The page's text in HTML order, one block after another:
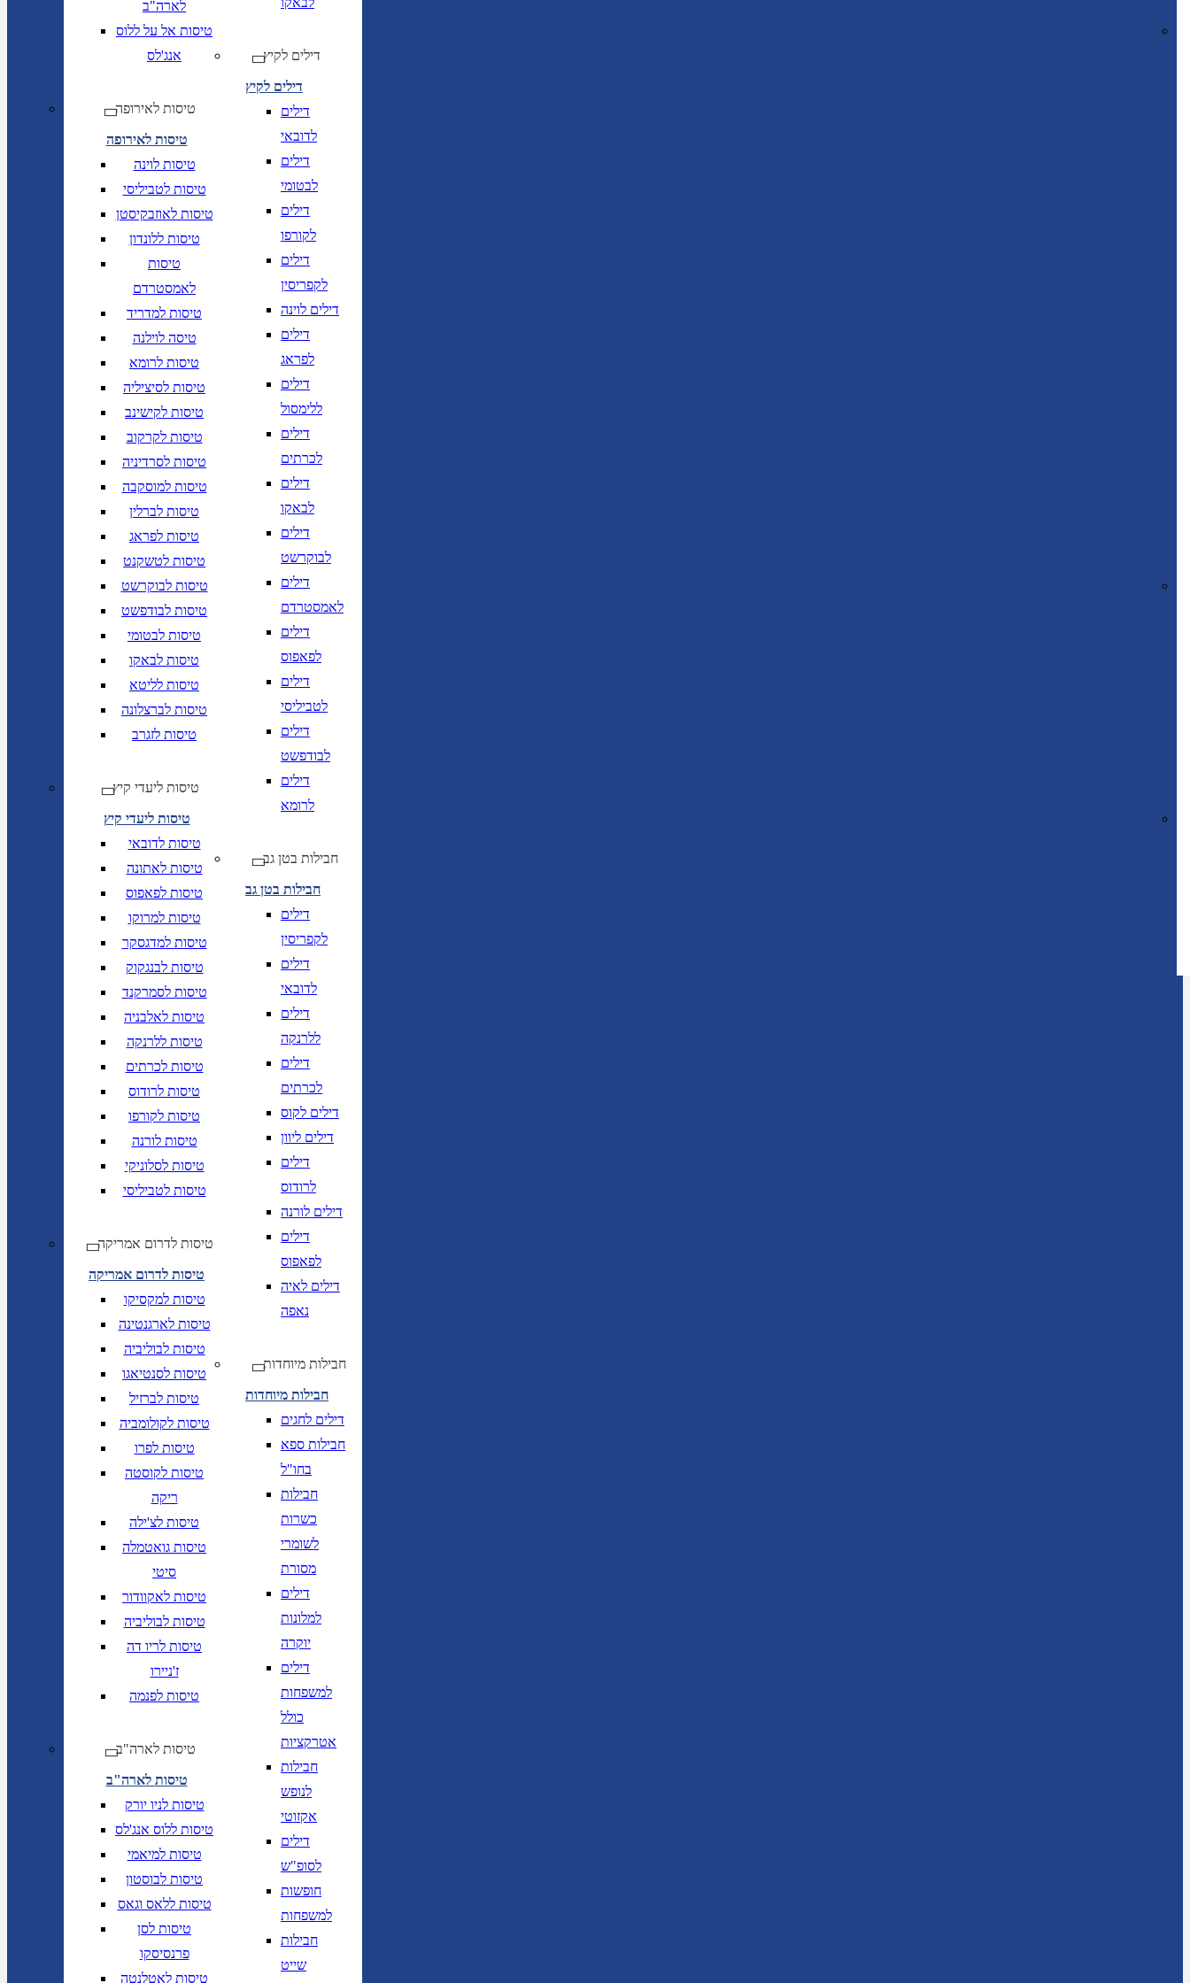
לארה"ב
טיסות אל על ללוס
אנג'לס
טיסות לאירופה
טיסות לאירופה
טיסות לוינה
טיסות לטביליסי
טיסות לאוזבקיסטן
טיסות ללונדון
טיסות
לאמסטרדם
טיסות למדריד
טיסה לוילנה
טיסות לרומא
טיסות לסיציליה
טיסות לקישינב
טיסות לקרקוב
טיסות לסרדיניה
טיסות למוסקבה
טיסות לברלין
טיסות לפראג
טיסות לטשקנט
טיסות לבוקרשט
טיסות לבודפשט
טיסות לבטומי
טיסות לבאקו
טיסות לליטא
טיסות לברצלונה
טיסות לזגרב
טיסות ליעדי קיץ
טיסות ליעדי קיץ
טיסות לדובאי
טיסות לאתונה
טיסות לפאפוס
טיסות למרוקו
טיסות למדגסקר
טיסות לבנגקוק
טיסות לסמרקנד
טיסות לאלבניה
טיסות ללרנקה
טיסות לכרתים
טיסות לרודוס
טיסות לקורפו
טיסות לורנה
טיסות לסלוניקי
טיסות לטביליסי
טיסות לדרום אמריקה
טיסות לדרום אמריקה
טיסות למקסיקו
טיסות לארגנטינה
טיסות לבוליביה
טיסות לסנטיאגו
טיסות לברזיל
טיסות לקולומביה
טיסות לפרו
טיסות לקוסטה
ריקה
טיסות לצ'ילה
טיסות גואטמלה
סיטי
טיסות לאקוודור
טיסות לבוליביה
טיסות לריו דה
ז'ניירו
טיסות לפנמה
טיסות לארה"ב
טיסות לארה"ב
טיסות לניו יורק
טיסות ללוס אנג'לס
טיסות למיאמי
טיסות לבוסטון
טיסות ללאס וגאס
טיסות לסן
פרנסיסקו
טיסות לאטלנטה
דילים לקיץ
דילים לקיץ
דילים
לדובאי
דילים
לבטומי
דילים
לקורפו
דילים
לקפריסין
דילים לוינה
דילים
לפראג
דילים
ללימסול
דילים
לכרתים
דילים
לבאקו
דילים
לבוקרשט
דילים
לאמסטרדם
דילים
לפאפוס
דילים
לטביליסי
דילים
לבודפשט
דילים
לרומא
חבילות בטן גב
חבילות בטן גב
דילים
לקפריסין
דילים
לדובאי
דילים
ללרנקה
דילים
לכרתים
דילים לקוס
דילים ליוון
דילים
לרודוס
דילים לורנה
דילים
לפאפוס
דילים לאיה
נאפה
חבילות מיוחדות
חבילות מיוחדות
דילים לחגים
חבילות ספא
בחו"ל
חבילות
כשרות
לשומרי
מסורת
דילים
למלונות
יוקרה
דילים
למשפחות
כולל
אטרקציות
חבילות
לנופש
אקזוטי
דילים
לסופ"ש
חופשות
למשפחות
חבילות
שייט